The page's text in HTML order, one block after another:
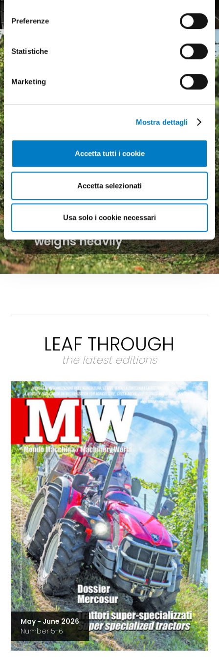
Preferenze
Statistiche
Marketing
Mostra dettagli
Accetta tutti i cookie
Accetta selezionati
Usa solo i cookie necessari
Agricultural machinery, a
growing market but
economic uncertainty
weighs heavily
LEAF THROUGH
the latest editions
May - June 2026
Number 5-6